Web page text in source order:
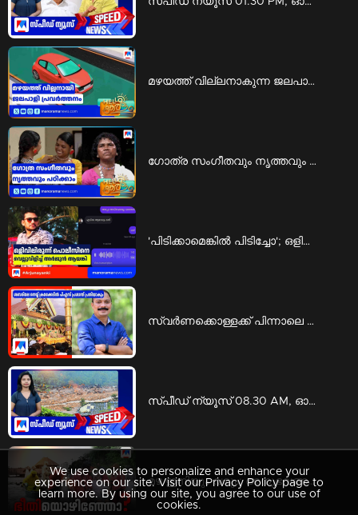
മഴയത്ത് വില്ലനാകുന്ന ജലപാളി പ്രവര്‍ത്തനം; അപകടത്തില്‍ പെടാതിരിക്കാന്‍ എന്ത് ചെയ്യാം | Rain accidents
ഗോത്ര സംഗീതവും നൃത്തവും പഠിക്കാം; ‘കിര്‍ത്താഡ്സ് ’ ഒരുക്കുന്ന പരിശീലനം | KIRTADS
'പിടിക്കാമെങ്കിൽ പിടിച്ചോ'; ഒളിവിലിരുന്ന് പൊലീസിനെ വെല്ലുവിളിച്ച് അർജുൻ ആയങ്കി | Arjun ayanki
സ്വര്‍ണക്കൊള്ളക്ക് പിന്നാലെ ശബരിമല നെയ്യ് ക്രമക്കേടിലും പി.എസ്. പ്രശാന്ത് പ്രതിയാകും | ps prashanth
സ്പീഡ് ന്യൂസ് 08.30 AM, ഓഗസ്റ്റ് 06, 2026 | Speed News
മഴ ഇനിയും വരും; അനുഭവങ്ങളില്‍ നിന്ന് പാഠമുള്‍ക്കൊളളണ്ടേ? | Special Programs
We use cookies to personalize and enhance your
experience on our site. Visit our Privacy Policy page to
learn more. By using our site, you agree to our use of
cookies.